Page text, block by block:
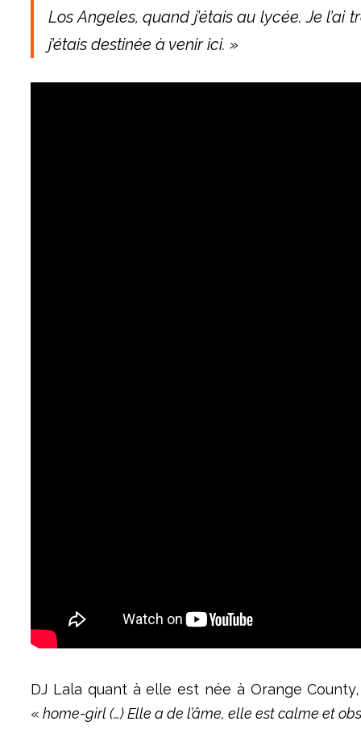
Los Angeles, quand j’étais au lycée. Je
j’étais destinée à venir ici. »
DJ Lala quant à elle est née à Orange
« home-girl (…) Elle a de l’âme, elle est calme et